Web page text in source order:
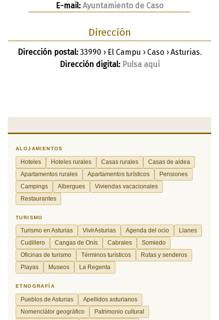
E-mail: Ayuntamiento de Caso
Dirección
Dirección postal:33990 › El Campu › Caso › Asturias.
Dirección digital: Pulsa aquí